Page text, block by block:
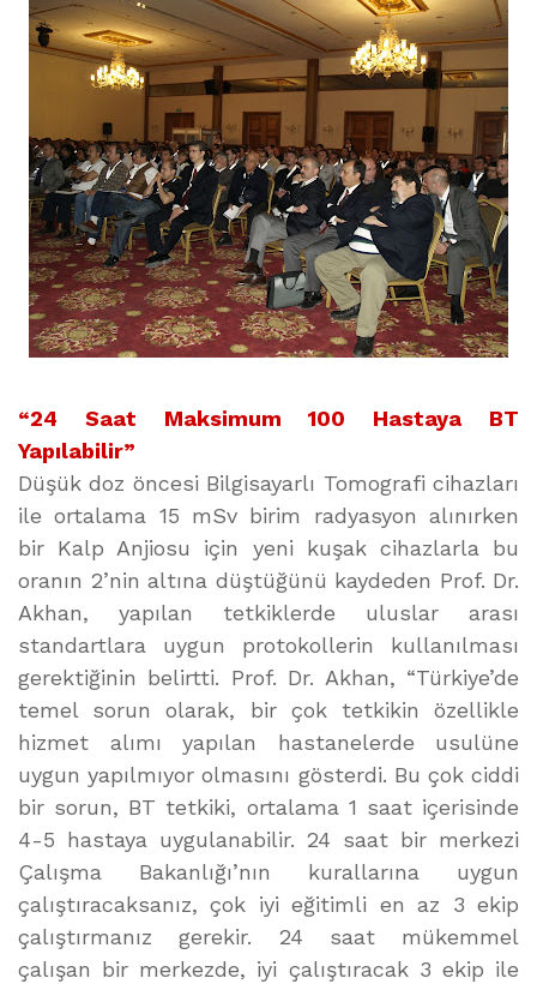
“24 Saat Maksimum 100 Hastaya BT
Yapılabilir”
Düşük doz öncesi Bilgisayarlı Tomografi cihazları
ile ortalama 15 mSv birim radyasyon alınırken
bir Kalp Anjiosu için yeni kuşak cihazlarla bu
oranın 2’nin altına düştüğünü kaydeden Prof. Dr.
Akhan, yapılan tetkiklerde uluslar arası
standartlara uygun protokollerin kullanılması
gerektiğinin belirtti. Prof. Dr. Akhan, “Türkiye’de
temel sorun olarak, bir çok tetkikin özellikle
hizmet alımı yapılan hastanelerde usulüne
uygun yapılmıyor olmasını gösterdi. Bu çok ciddi
bir sorun, BT tetkiki, ortalama 1 saat içerisinde
4-5 hastaya uygulanabilir. 24 saat bir merkezi
Çalışma Bakanlığı’nın kurallarına uygun
çalıştıracaksanız, çok iyi eğitimli en az 3 ekip
çalıştırmanız gerekir. 24 saat mükemmel
çalışan bir merkezde, iyi çalıştıracak 3 ekip ile